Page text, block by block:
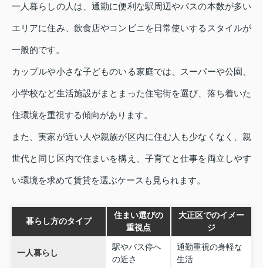
一人暮らしの人は、通勤に便利な駅周辺やバスの本数が多い
エリアに住み、飲食店やコンビニを日常使いするスタイルが
一般的です。
カップルや小さな子どものいる家庭では、スーパーや公園、
小学校など生活施設がまとまった住宅街を選び、落ち着いた
住環境を重視する傾向があります。
また、実家が近い人や親族が区内に住む人も少なくなく、親
世代と同じ区内で住まいを構え、子育てと仕事を両立しやす
い環境を求めて賃貸を選ぶケースも見られます。
暮らし方のタイプ
住まい選びの
重視点
大正区でのイメー
ジ
一人暮らし
駅やバス停へ
の近さ
通勤重視の身軽な
生活